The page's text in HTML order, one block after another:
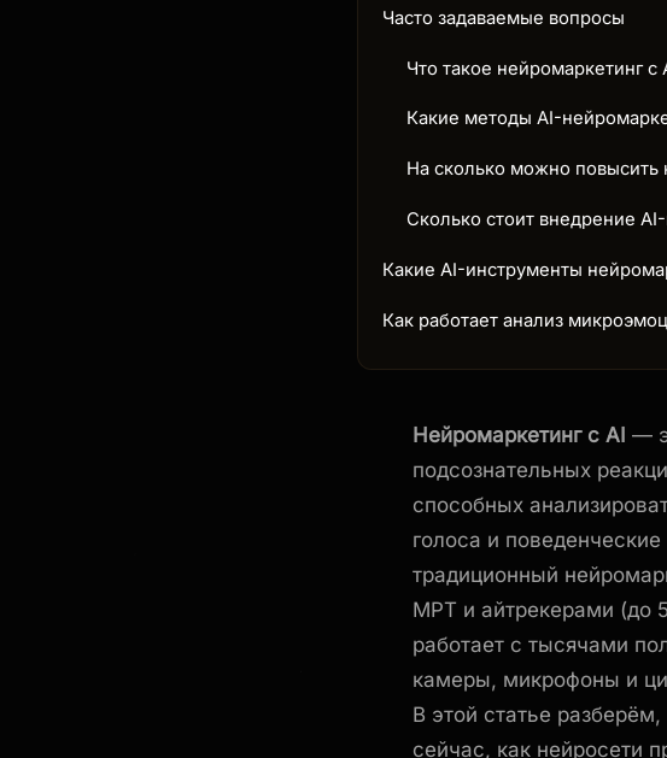
Часто задаваемые вопросы
Что такое нейромаркетинг с
Какие методы AI-
На сколько можно
Сколько стоит внедрение
Какие AI-инструменты
Как работает анализ
Нейромаркетинг с AI —
подсознательных
способных
голоса и
традиционный
МРТ и айтрекерами (до
работает с тысячами
камеры, микрофоны и
В этой статье
сейчас, как нейросети